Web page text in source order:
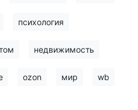
психология
недвижимость
ozon мир wb